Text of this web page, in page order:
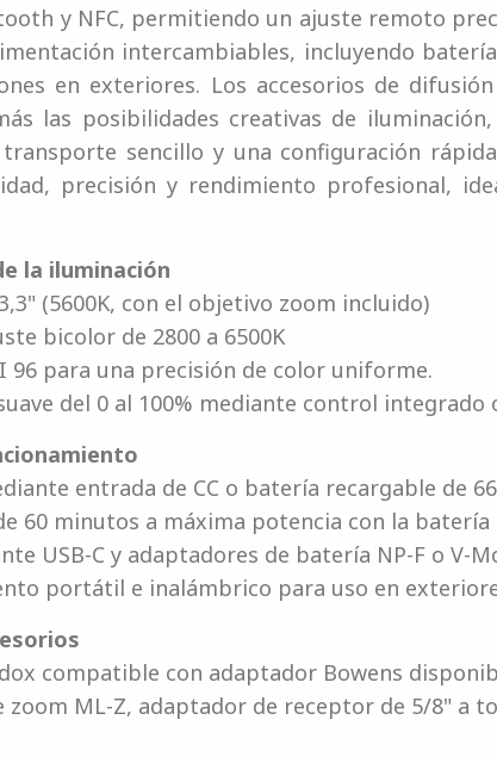
y NFC, permitiendo un ajuste remoto
intercambiables, incluyendo
en exteriores. Los accesorios de
las posibilidades creativas de
sencillo y una configuración
precisión y rendimiento profesional,
la iluminación
(5600K, con el objetivo zoom incluido)
bicolor de 2800 a 6500K
96 para una precisión de color uniforme.
del 0 al 100% mediante control integrado
entrada de CC o batería recargable de
60 minutos a máxima potencia con la batería
USB-C y adaptadores de batería NP-F o V-
portátil e inalámbrico para uso en
compatible con adaptador Bowens
zoom ML-Z, adaptador de receptor de 5/8" a